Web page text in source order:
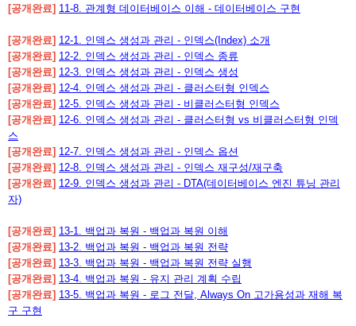
[공개완료] 11-8. 관계형 데이터베이스 이해 - 데이터베이스 구현
[공개완료] 12-1. 인덱스 생성과 관리 - 인덱스(Index) 소개
[공개완료] 12-2. 인덱스 생성과 관리 - 인덱스 종류
[공개완료] 12-3. 인덱스 생성과 관리 - 인덱스 생성
[공개완료] 12-4. 인덱스 생성과 관리 - 클러스터형 인덱스
[공개완료] 12-5. 인덱스 생성과 관리 - 비클러스터형 인덱스
[공개완료] 12-6. 인덱스 생성과 관리 - 클러스터형 vs 비클러스터형 인덱
스
[공개완료] 12-7. 인덱스 생성과 관리 - 인덱스 옵션
[공개완료] 12-8. 인덱스 생성과 관리 - 인덱스 재구성/재구축
[공개완료] 12-9. 인덱스 생성과 관리 - DTA(데이터베이스 엔진 튜닝 관리
자)
[공개완료] 13-1. 백업과 복원 - 백업과 복원 이해
[공개완료] 13-2. 백업과 복원 - 백업과 복원 전략
[공개완료] 13-3. 백업과 복원 - 백업과 복원 전략 실행
[공개완료] 13-4. 백업과 복원 - 유지 관리 계획 수립
[공개완료] 13-5. 백업과 복원 - 로그 전달, Always On 고가용성과 재해 복
구 구현